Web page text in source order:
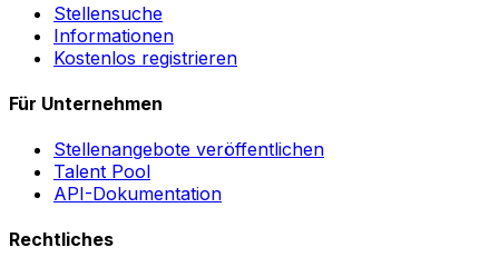
Stellensuche
Informationen
Kostenlos registrieren
Für Unternehmen
Stellenangebote veröffentlichen
Talent Pool
API-Dokumentation
Rechtliches